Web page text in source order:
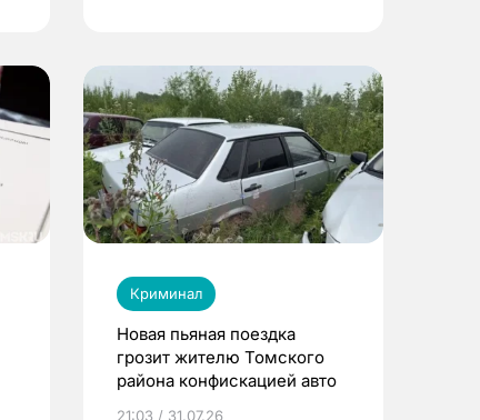
Криминал
Новая пьяная поездка
грозит жителю Томского
района конфискацией авто
21:03 / 31.07.26